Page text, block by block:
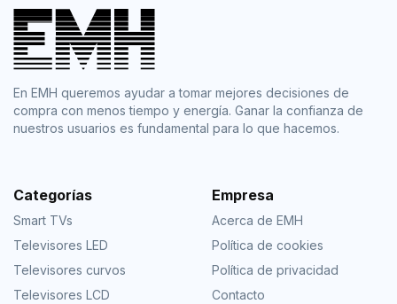
En EMH queremos ayudar a tomar mejores decisiones de
compra con menos tiempo y energía. Ganar la confianza de
nuestros usuarios es fundamental para lo que hacemos.
Categorías
Smart TVs
Televisores LED
Televisores curvos
Televisores LCD
Empresa
Acerca de EMH
Política de cookies
Política de privacidad
Contacto